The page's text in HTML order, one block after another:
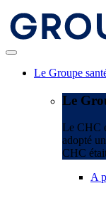
Le Groupe
Le
Le CHC
adopté
CHC
A